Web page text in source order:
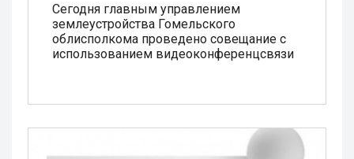
Сегодня главным управлением
землеустройства Гомельского
облисполкома проведено совещание с
использованием видеоконференцсвязи